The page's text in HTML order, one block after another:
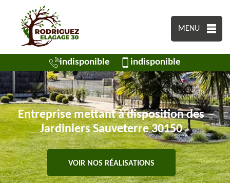
MENU
indisponible indisponible
Entreprise mettant à disposition des
Jardiniers Sauveterre 30150
VOIR NOS RÉALISATIONS